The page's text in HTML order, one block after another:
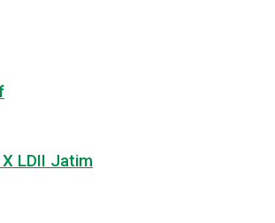
LDII Jatim